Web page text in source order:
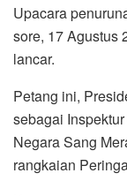
Upacara
sore, 17 Agustus
lancar.
Petang ini,
sebagai
Negara Sang
rangkaian